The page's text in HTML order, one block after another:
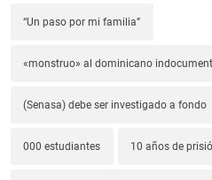
“Un paso por mi familia”
«monstruo» al dominicano
(Senasa) debe ser investigado a fondo
000 estudiantes 10 años de